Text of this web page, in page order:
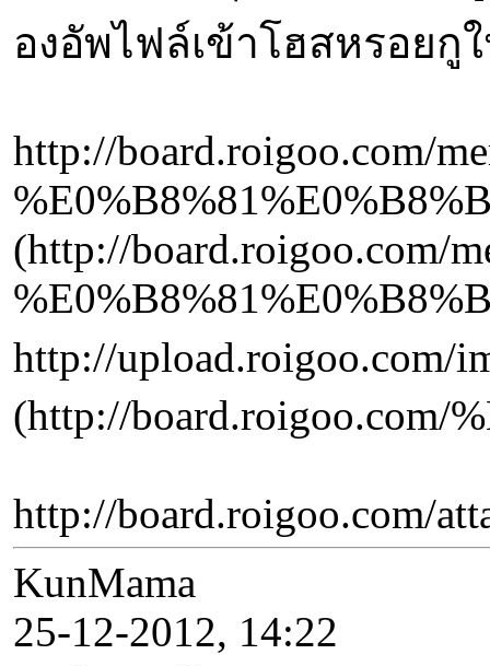
องอัพไฟล์เข้าโฮสหรอย
http://board.roigoo.com/
(http://board.roigoo.com/
http://
(http://board.roigoo.com/
http://board.roigoo.com/
KunMama
25-12-2012, 14:22